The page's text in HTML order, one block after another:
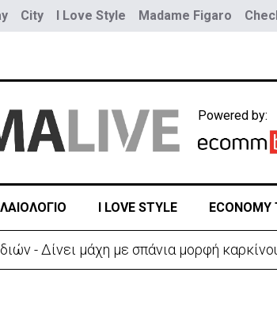
City I Love Style Madame Figaro
Powered by:
I LOVE STYLE ECONOMY
25 τραυματίες, οι 7 σοβαρά